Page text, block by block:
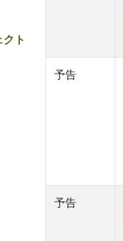
ト
予告
予告